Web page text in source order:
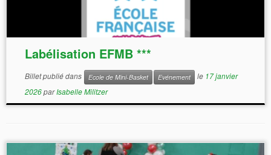
Labélisation EFMB ***
Billet publié dans Ecole de Mini-Basket Evénement le 17 janvier
2026parIsabelle Militzer